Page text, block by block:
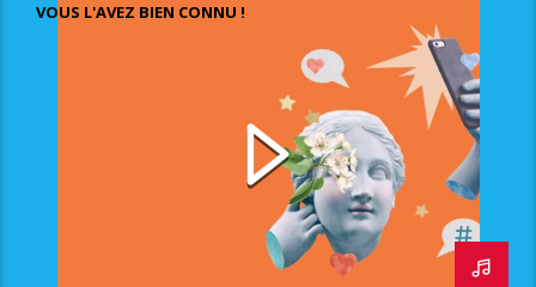
VOUS L'AVEZ BIEN CONNU !